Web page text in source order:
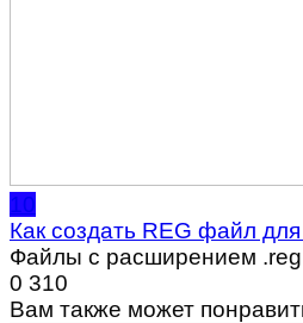
10
Как создать REG файл
Файлы с расширением .reg
0 310
Вам также может